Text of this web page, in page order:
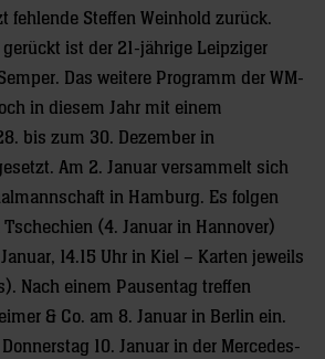
fehlende Steffen Weinhold zurück.
ist der 21-jährige Leipziger
Das weitere Programm der WM-
in diesem Jahr mit einem
bis zum 30. Dezember in
Am 2. Januar versammelt sich
in Hamburg. Es folgen
(4. Januar in Hannover)
14.15 Uhr in Kiel – Karten jeweils
Nach einem Pausentag treffen
& Co. am 8. Januar in Berlin ein.
10. Januar in der Mercedes-